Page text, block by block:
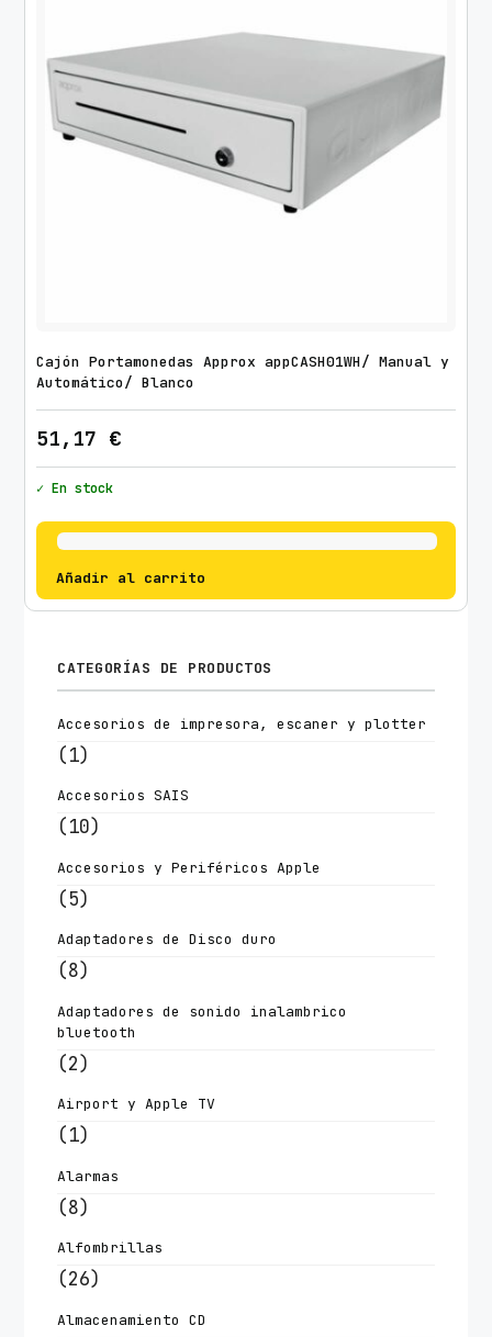
Cajón Portamonedas Approx appCASH01WH/ Manual y
Automático/ Blanco
51,17 €
✓ En stock
Añadir al carrito
CATEGORÍAS DE PRODUCTOS
Accesorios de impresora, escaner y plotter
(1)
Accesorios SAIS
(10)
Accesorios y Periféricos Apple
(5)
Adaptadores de Disco duro
(8)
Adaptadores de sonido inalambrico
bluetooth
(2)
Airport y Apple TV
(1)
Alarmas
(8)
Alfombrillas
(26)
Almacenamiento CD